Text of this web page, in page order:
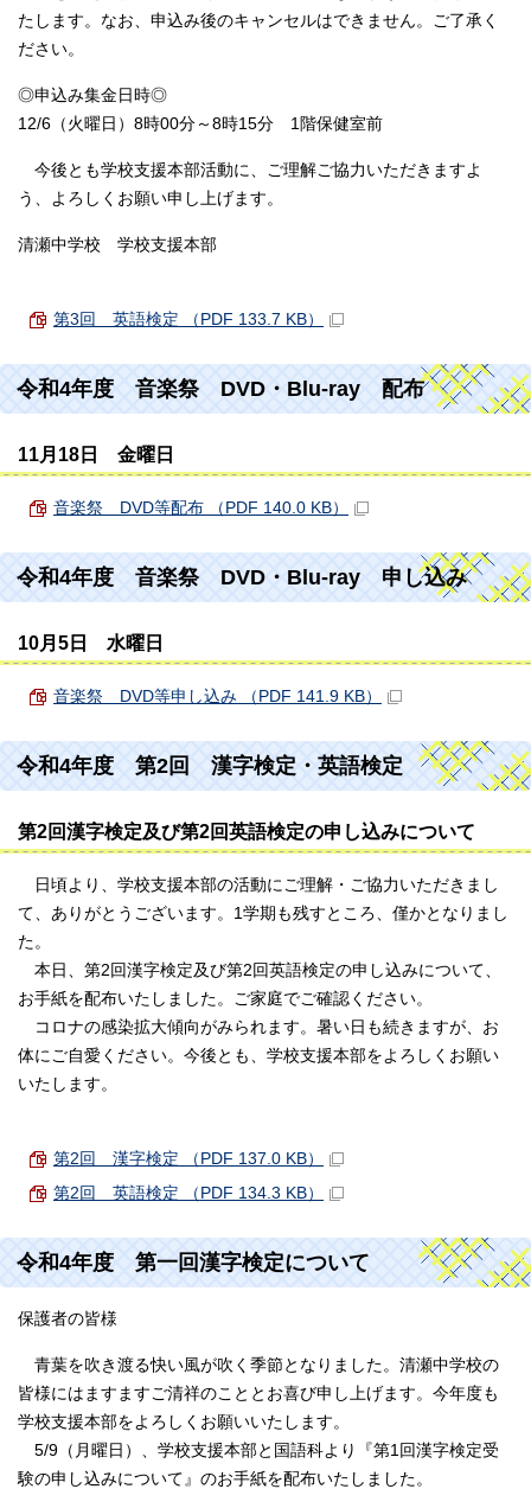
たします。なお、申込み後のキャンセルはできません。ご了承く
ださい。
◎申込み集金日時◎
12/6（火曜日）8時00分～8時15分 1階保健室前
今後とも学校支援本部活動に、ご理解ご協力いただきますよ
う、よろしくお願い申し上げます。
清瀬中学校 学校支援本部
第3回 英語検定 （PDF 133.7 KB）
令和4年度 音楽祭 DVD・Blu-ray 配布
11月18日 金曜日
音楽祭 DVD等配布 （PDF 140.0 KB）
令和4年度 音楽祭 DVD・Blu-ray 申し込み
10月5日 水曜日
音楽祭 DVD等申し込み （PDF 141.9 KB）
令和4年度 第2回 漢字検定・英語検定
第2回漢字検定及び第2回英語検定の申し込みについて
日頃より、学校支援本部の活動にご理解・ご協力いただきまし
て、ありがとうございます。1学期も残すところ、僅かとなりまし
た。
本日、第2回漢字検定及び第2回英語検定の申し込みについて、
お手紙を配布いたしました。ご家庭でご確認ください。
コロナの感染拡大傾向がみられます。暑い日も続きますが、お
体にご自愛ください。今後とも、学校支援本部をよろしくお願い
いたします。
第2回 漢字検定 （PDF 137.0 KB）
第2回 英語検定 （PDF 134.3 KB）
令和4年度 第一回漢字検定について
保護者の皆様
青葉を吹き渡る快い風が吹く季節となりました。清瀬中学校の
皆様にはますますご清祥のこととお喜び申し上げます。今年度も
学校支援本部をよろしくお願いいたします。
5/9（月曜日）、学校支援本部と国語科より『第1回漢字検定受
験の申し込みについて』のお手紙を配布いたしました。